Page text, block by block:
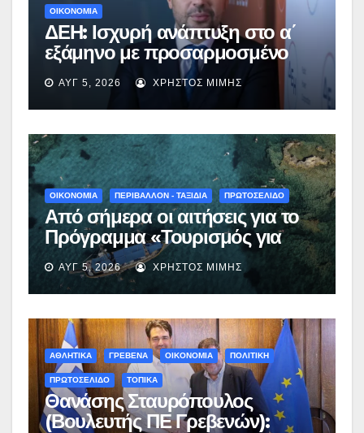
ΟΙΚΟΝΟΜΙΑ
ΔΕΗ: Ισχυρή ανάπτυξη στο α΄
εξάμηνο με προσαρμοσμένο
EBITDA στα €1,2 δισ.
ΑΥΓ 5, 2026 ΧΡΉΣΤΟΣ ΜΊΜΗΣ
ΟΙΚΟΝΟΜΙΑ ΠΕΡΙΒΑΛΛΟΝ - ΤΑΞΙΔΙΑ ΠΡΩΤΟΣΕΛΙΔΟ
Από σήμερα οι αιτήσεις για το
Πρόγραμμα «Τουρισμός για
Όλους 2026-2027» – Πότε λήγει
η προσθεσμία
ΑΥΓ 5, 2026 ΧΡΉΣΤΟΣ ΜΊΜΗΣ
ΑΘΛΗΤΙΚΑ ΓΡΕΒΕΝΑ ΟΙΚΟΝΟΜΙΑ ΠΟΛΙΤΙΚΗ
ΠΡΩΤΟΣΕΛΙΔΟ ΤΟΠΙΚΑ
Θανάσης Σταυρόπουλος
(Βουλευτής ΠΕ Γρεβενών):